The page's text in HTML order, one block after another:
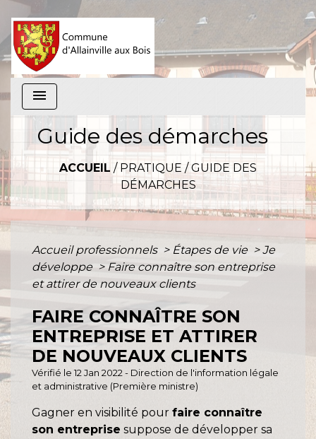
menu
Guide des démarches
ACCUEIL / PRATIQUE /GUIDE DES
DÉMARCHES
Accueil professionnels > Étapes de vie > Je
développe > Faire connaître son entreprise
et attirer de nouveaux clients
FAIRE CONNAÎTRE SON
ENTREPRISE ET ATTIRER
DE NOUVEAUX CLIENTS
Vérifié le 12 Jan 2022 - Direction de l'information légale
et administrative (Première ministre)
Gagner en visibilité pour faire connaître
son entreprise suppose de développer sa